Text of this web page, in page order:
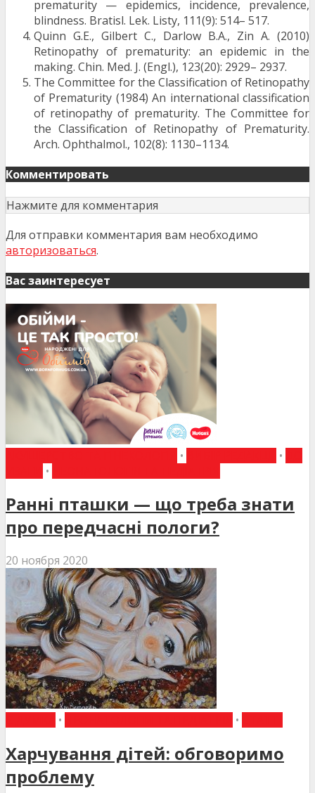
prematurity — epidemics, incidence, prevalence,
blindness. Bratisl. Lek. Listy, 111(9): 514– 517.
Quinn G.E., Gilbert C., Darlow B.A., Zin A. (2010)
Retinopathy of prematurity: an epidemic in the
making. Chin. Med. J. (Engl.), 123(20): 2929– 2937.
The Committee for the Classification of Retinopathy
of Prematurity (1984) An international classification
of retinopathy of prematurity. The Committee for
the Classification of Retinopathy of Prematurity.
Arch. Ophthalmol., 102(8): 1130–1134.
Комментировать
Нажмите для комментария
Для отправки комментария вам необходимо
авторизоваться.
Вас заинтересует
• •
•
Ранні пташки — що треба знати
про передчасні пологи?
20 ноября 2020
• •
Харчування дітей: обговоримо
проблему